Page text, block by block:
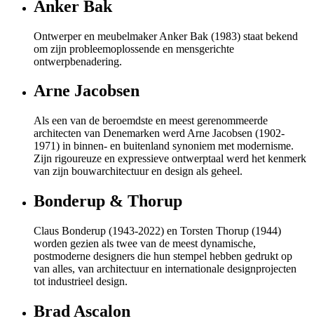
Anker Bak
Ontwerper en meubelmaker Anker Bak (1983) staat bekend
om zijn probleemoplossende en mensgerichte
ontwerpbenadering.
Arne Jacobsen
Als een van de beroemdste en meest gerenommeerde
architecten van Denemarken werd Arne Jacobsen (1902-
1971) in binnen- en buitenland synoniem met modernisme.
Zijn rigoureuze en expressieve ontwerptaal werd het kenmerk
van zijn bouwarchitectuur en design als geheel.
Bonderup & Thorup
Claus Bonderup (1943-2022) en Torsten Thorup (1944)
worden gezien als twee van de meest dynamische,
postmoderne designers die hun stempel hebben gedrukt op
van alles, van architectuur en internationale designprojecten
tot industrieel design.
Brad Ascalon